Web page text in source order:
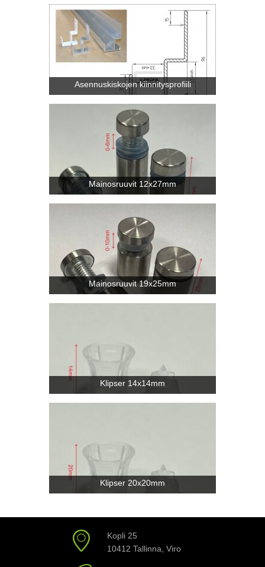
Asennuskiskojen kiinnitysprofiili
Mainosruuvit 12x27mm
Mainosruuvit 19x25mm
Klipser 14x14mm
Klipser 20x20mm
Kopli 25
10412 Tallinna, Viro